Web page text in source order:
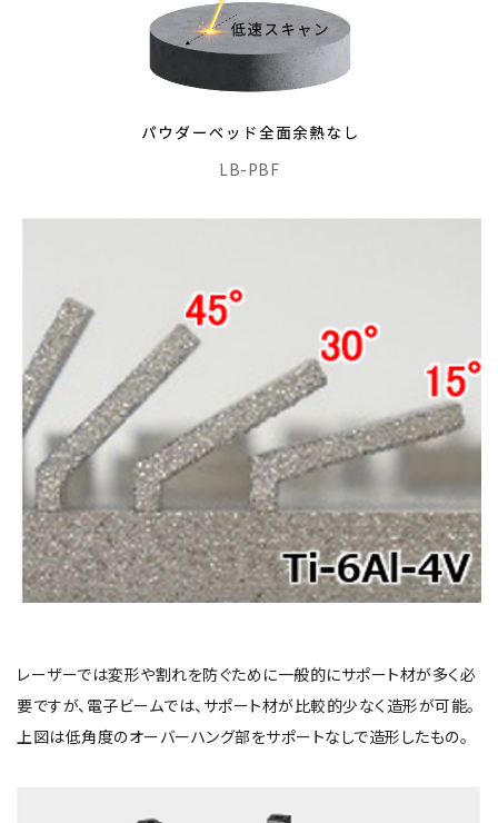
LB-PBF
レーザーでは変形や割れを防ぐために一般的にサポート材が多く必
要ですが、電子ビームでは、サポート材が比較的少なく造形が可能。
上図は低角度のオーバーハング部をサポートなしで造形したもの。